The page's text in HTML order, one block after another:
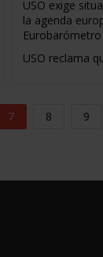
USO exige
la agenda
Eurobarómetro
USO reclama
7 8 9